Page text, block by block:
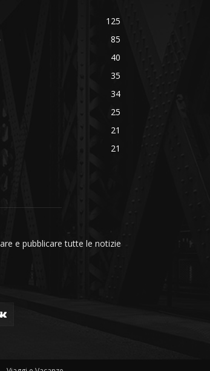
125
85
40
35
34
25
21
21
e pubblicare tutte le notizie